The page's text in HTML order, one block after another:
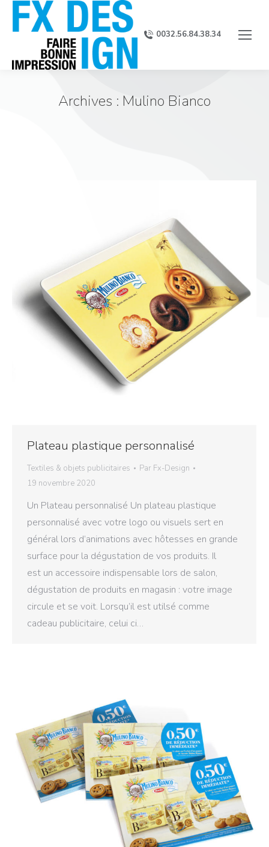
0032.56.84.38.34
Archives : Mulino Bianco
Plateau plastique personnalisé
Textiles & objets publicitaires Par Fx-Design
19 novembre 2020
Un Plateau personnalisé Un plateau plastique
personnalisé avec votre logo ou visuels sert en
général lors d’animations avec hôtesses en grande
surface pour la dégustation de vos produits. Il
est un accessoire indispensable lors de salon,
dégustation de produits en magasin : votre image
circule et se voit. Lorsqu’il est utilsé comme
cadeau publicitaire, celui ci…